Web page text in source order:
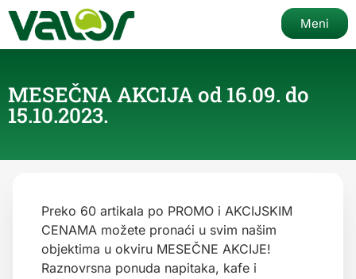
Meni
MESEČNA AKCIJA od 16.09. do
15.10.2023.
Preko 60 artikala po PROMO i AKCIJSKIM
CENAMA možete pronaći u svim našim
objektima u okviru MESEČNE AKCIJE!
Raznovrsna ponuda napitaka, kafe i